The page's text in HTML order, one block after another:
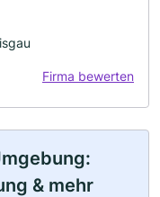
Firma bewerten
& mehr